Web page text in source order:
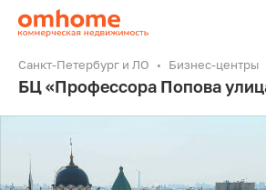
Санкт-Петербург и ЛО Бизнес-центры
БЦ «Профессора Попова